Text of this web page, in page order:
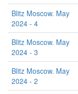
Blitz Moscow. May
2024 - 4
Blitz Moscow. May
2024 - 3
Blitz Moscow. May
2024 - 2